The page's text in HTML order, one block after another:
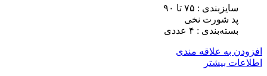
سایزبندی : ٧۵ تا ٩٠
پد شورت نخی
بسته‌بندی : ۴ عددی
افزودن به علاقه مندی
اطلاعات بیشتر